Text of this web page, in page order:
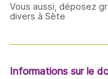
Vous aussi, déposez
divers à Sète
Informations sur le